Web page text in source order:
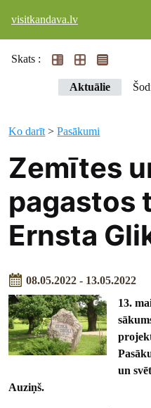
visitkandava.lv
Skats :
Aktuālie
Ko darīt >Pasākumi
Zemītes
pagastos
Ernsta
08.05.2022 - 13.05.2022
13.
un
Auziņš.